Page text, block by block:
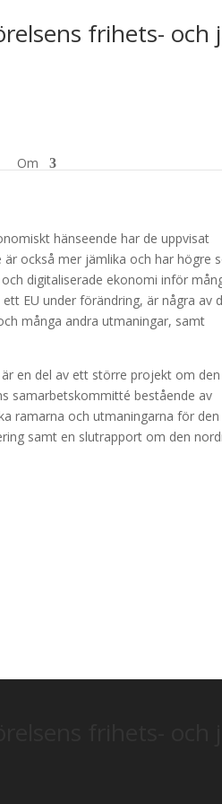
frihets- och
Om
hänseende har de uppvisat
också mer jämlika och har högre
digitaliserade ekonomi inför
EU under förändring, är några av
många andra utmaningar, samt
är en del av ett större projekt om den
samarbetskommitté bestående av
ramarna och utmaningarna för den
samt en slutrapport om den